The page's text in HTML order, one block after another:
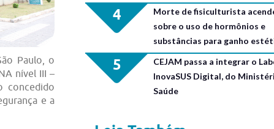
Paulo, o
nível III –
concedido
e a
4
Morte de fisiculturista
sobre o uso de hormônios e
substâncias para ganho
5
CEJAM passa a integrar o
InovaSUS Digital, do
Saúde